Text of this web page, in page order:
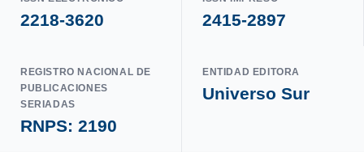
2218-3620 2415-2897
REGISTRO NACIONAL DE
PUBLICACIONES
SERIADAS
RNPS: 2190
ENTIDAD EDITORA
Universo Sur